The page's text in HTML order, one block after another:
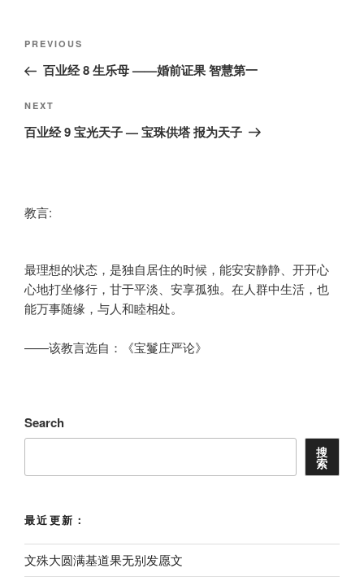
Post
Previous
Post
PREVIOUS
百业经 8 生乐母 ——婚前证果 智慧第一
Next
Post
NEXT
百业经 9 宝光天子 — 宝珠供塔 报为天子
教言:
最理想的状态，是独自居住的时候，能安安静静、开开心
心地打坐修行，甘于平淡、安享孤独。在人群中生活，也
能万事随缘，与人和睦相处。
——该教言选自：《宝鬘庄严论》
Search
搜
索
最近更新：
文殊大圆满基道果无别发愿文